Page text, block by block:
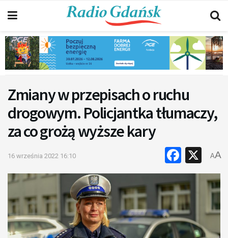
Zmiany w przepisach o ruchu
drogowym. Policjantka tłumaczy,
za co grożą wyższe kary
16 września 2022 16:10 X
AA